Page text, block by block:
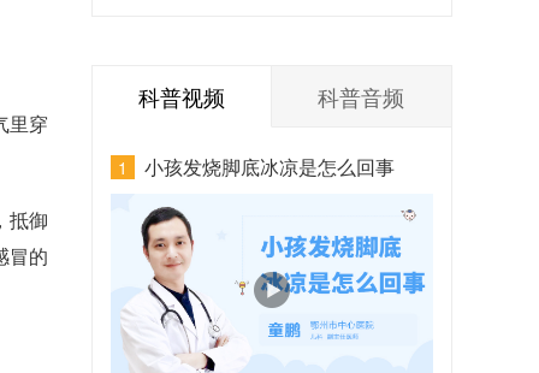
里穿
抵御
冒的
科普视频 科普音频
1 小孩发烧脚底冰凉是怎么回事